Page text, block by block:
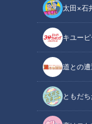
太田×石
キユー
道との遭
ともだ
チャント！
食べなきゃ
地元の食べなきゃ
栄にある手打ち蕎